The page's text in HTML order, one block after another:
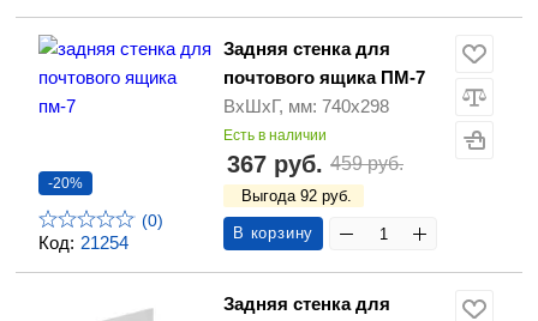
Код: 21254
-20%
(0)
Задняя стенка для
почтового ящика ПМ-7
ВхШхГ, мм: 740х298
Есть в наличии
367 руб. 459 руб.
Выгода 92 руб.
В корзину
Задняя стенка для